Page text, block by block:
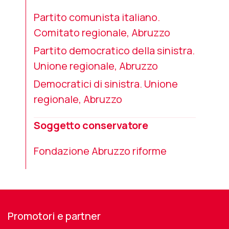
Partito comunista italiano.
Comitato regionale, Abruzzo
Partito democratico della sinistra.
Unione regionale, Abruzzo
Democratici di sinistra. Unione
regionale, Abruzzo
Soggetto conservatore
Fondazione Abruzzo riforme
Promotori e partner